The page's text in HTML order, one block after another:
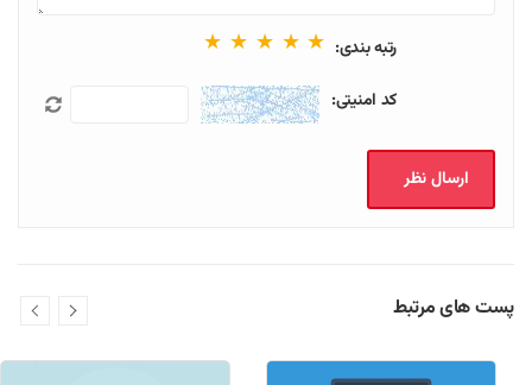
رتبه بندی: ★
★
★
★
★
کد امنیتی:
پست های مرتبط